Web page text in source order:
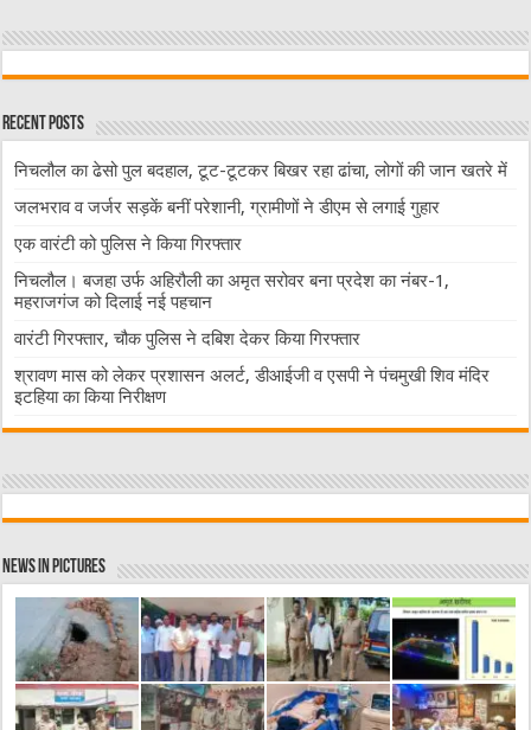
Recent Posts
निचलौल का ढेसो पुल बदहाल, टूट-टूटकर बिखर रहा ढांचा, लोगों की जान खतरे में
जलभराव व जर्जर सड़कें बनीं परेशानी, ग्रामीणों ने डीएम से लगाई गुहार
एक वारंटी को पुलिस ने किया गिरफ्तार
निचलौल। बजहा उर्फ अहिरौली का अमृत सरोवर बना प्रदेश का नंबर-1,
महराजगंज को दिलाई नई पहचान
वारंटी गिरफ्तार, चौक पुलिस ने दबिश देकर किया गिरफ्तार
श्रावण मास को लेकर प्रशासन अलर्ट, डीआईजी व एसपी ने पंचमुखी शिव मंदिर
इटहिया का किया निरीक्षण
News in Pictures